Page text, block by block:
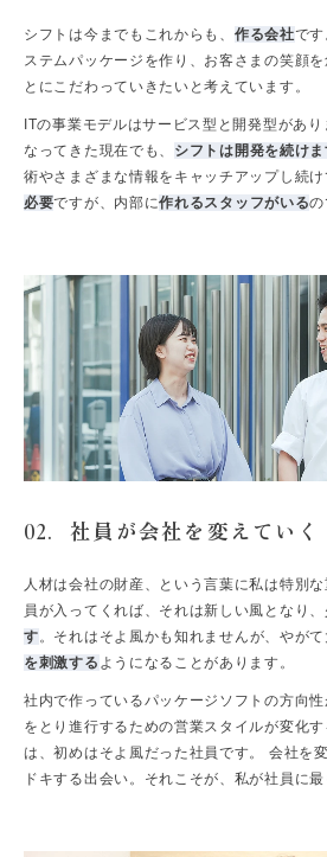
シフトは今までもこれからも、 作る会社で
ステムパッケージを作り、お客さまの笑顔
とにこだわっていきたいと考えています。
ITの事業モデルはサービス型と開発型があ
なってきた現在でも、 シフトは開発を続けま
術やさまざまな情報をキャッチアップし続
必要ですが、内部に作れるスタッフがいるの
02. 社員が会社を変えていく
人材は会社の財産、という言葉に私は特別
員が入ってくれば、それは新しい風となり
す。それはそよ風かも知れませんが、やが
を刺激する ようになることがあります。
社内で作っているパッケージソフトの方向
をとり進行するための営業スタイルが変化す
は、初めはそよ風だった社員です。 会社を
ドキする出会い。それこそが、私が社員に最